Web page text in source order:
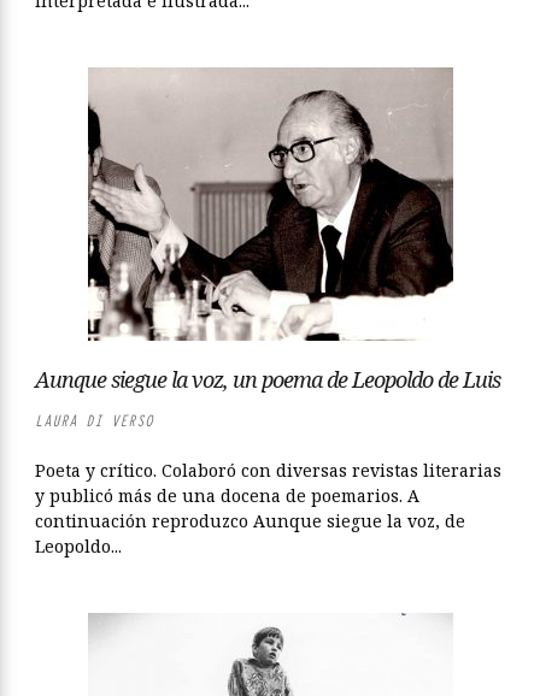
Aunque siegue la voz, un poema de Leopoldo de Luis
LAURA DI VERSO
Poeta y crítico. Colaboró con diversas revistas literarias
y publicó más de una docena de poemarios. A
continuación reproduzco Aunque siegue la voz, de
Leopoldo...